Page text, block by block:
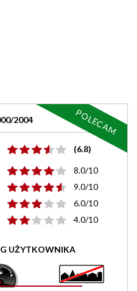
2004
(6.8)
8.0/10
9.0/10
6.0/10
4.0/10
UŻYTKOWNIKA
POLECAM